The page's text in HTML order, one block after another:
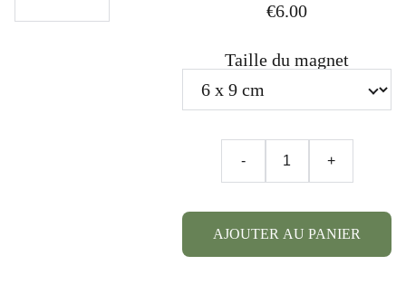
€6.00
Taille du magnet
- +
AJOUTER AU PANIER